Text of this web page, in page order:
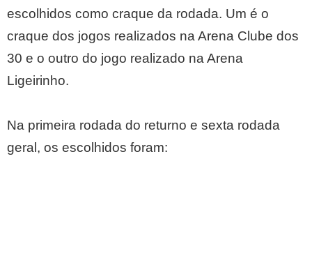
escolhidos como craque da rodada. Um é o
craque dos jogos realizados na Arena Clube dos
30 e o outro do jogo realizado na Arena
Ligeirinho.
Na primeira rodada do returno e sexta rodada
geral, os escolhidos foram: